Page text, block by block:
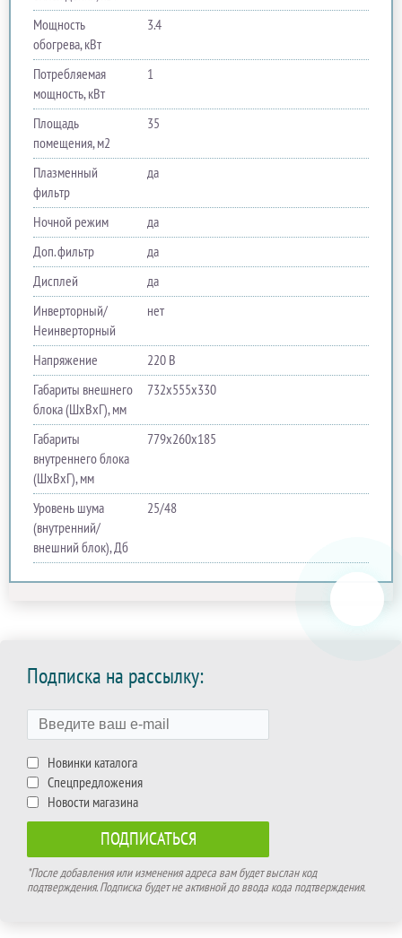
Мощность
обогрева, кВт
3.4
Потребляемая
мощность, кВт
1
Площадь
помещения, м2
35
Плазменный
фильтр
да
Ночной режим
да
Доп. фильтр
да
Дисплей
да
Инверторный/
Неинверторный
нет
Напряжение
220 В
Габариты внешнего
блока (ШхВхГ), мм
732х555х330
Габариты
внутреннего блока
(ШхВхГ), мм
779х260х185
Уровень шума
(внутренний/
внешний блок), Дб
25/48
Подписка на рассылку:
Новинки каталога
Спецпредложения
Новости магазина
*После добавления или изменения адреса вам будет выслан код
подтверждения. Подписка будет не активной до ввода кода подтверждения.